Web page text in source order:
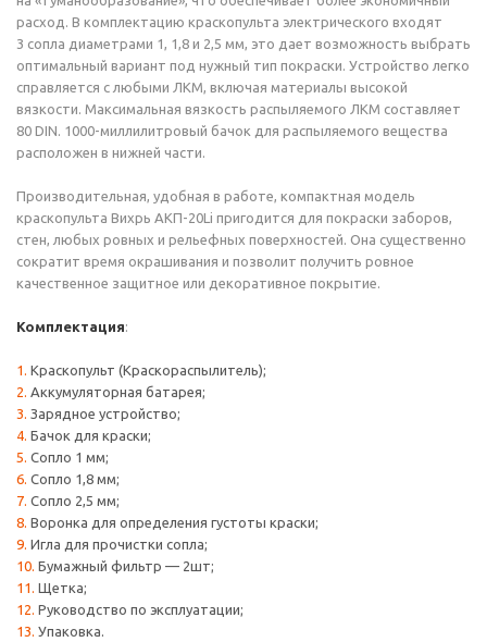
расход. В комплектацию краскопульта электрического входят
3 сопла диаметрами 1, 1,8 и 2,5 мм, это дает возможность выбрать
оптимальный вариант под нужный тип покраски. Устройство легко
справляется с любыми ЛКМ, включая материалы высокой
вязкости. Максимальная вязкость распыляемого ЛКМ составляет
80 DIN. 1000-миллилитровый бачок для распыляемого вещества
расположен в нижней части.
Производительная, удобная в работе, компактная модель
краскопульта Вихрь АКП-20Li пригодится для покраски заборов,
стен, любых ровных и рельефных поверхностей. Она существенно
сократит время окрашивания и позволит получить ровное
качественное защитное или декоративное покрытие.
Комплектация:
Краскопульт (Краскораспылитель);
Аккумуляторная батарея;
Зарядное устройство;
Бачок для краски;
Сопло 1 мм;
Сопло 1,8 мм;
Сопло 2,5 мм;
Воронка для определения густоты краски;
Игла для прочистки сопла;
Бумажный фильтр — 2шт;
Щетка;
Руководство по эксплуатации;
Упаковка.